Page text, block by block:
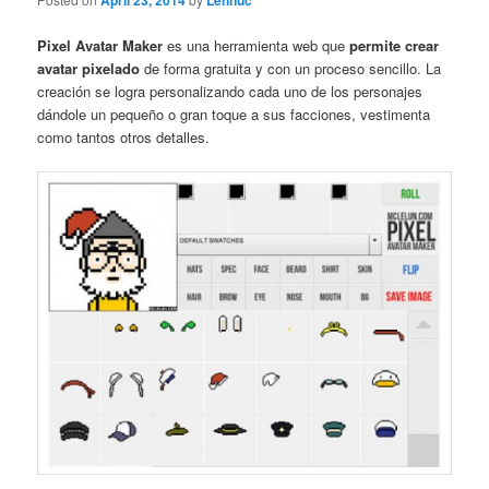
Pixel Avatar Maker es una herramienta web quepermite crear
avatar pixelado de forma gratuita y con un proceso sencillo. La
creación se logra personalizando cada uno de los personajes
dándole un pequeño o gran toque a sus facciones, vestimenta
como tantos otros detalles.